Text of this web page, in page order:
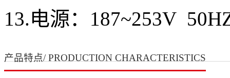
13.电源： 187~253V
产品特点/ PRODUCTION CHARACTERISTICS